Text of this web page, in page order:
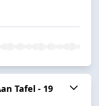
Tafel - 19